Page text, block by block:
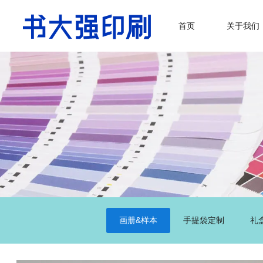
首页 关于我们
画册&样本 手提袋定制 礼